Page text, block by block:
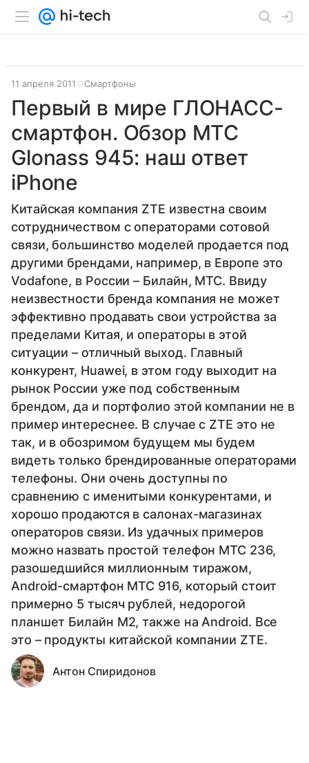
11 апреля 2011 Смартфоны
Первый в мире ГЛОНАСС-
смартфон. Обзор МТС
Glonass 945: наш ответ
iPhone
Китайская компания ZTE известна своим
сотрудничеством с операторами сотовой
связи, большинство моделей продается под
другими брендами, например, в Европе это
Vodafone, в России – Билайн, МТС. Ввиду
неизвестности бренда компания не может
эффективно продавать свои устройства за
пределами Китая, и операторы в этой
ситуации – отличный выход. Главный
конкурент, Huawei, в этом году выходит на
рынок России уже под собственным
брендом, да и портфолио этой компании не в
пример интереснее. В случае с ZTE это не
так, и в обозримом будущем мы будем
видеть только брендированные операторами
телефоны. Они очень доступны по
сравнению с именитыми конкурентами, и
хорошо продаются в салонах-магазинах
операторов связи. Из удачных примеров
можно назвать простой телефон МТС 236,
разошедшийся миллионным тиражом,
Android-смартфон МТС 916, который стоит
примерно 5 тысяч рублей, недорогой
планшет Билайн М2, также на Android. Все
это – продукты китайской компании ZTE.
Антон Спиридонов